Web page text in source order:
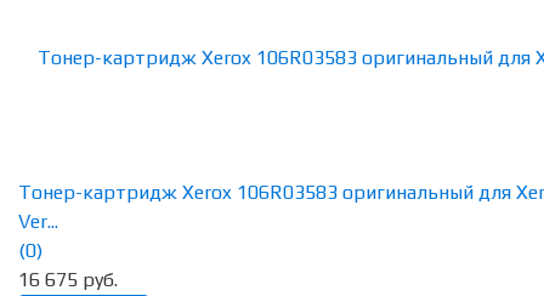
Тонер-картридж Xerox 106R03583 оригинальный для
Ver...
(0)
16 675 руб.